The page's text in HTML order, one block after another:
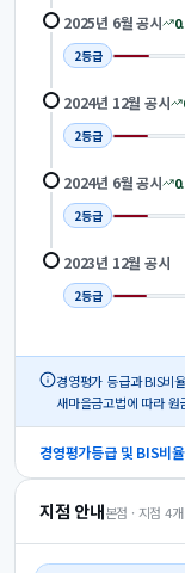
2025년 6월공시
2등급
2024년 12월 공시
2등급
2024년 6월공시
2등급
2023년 12월 공시
2등급
경영평가 등급과 BIS비
새마을금고법에 따라
경영평가등급 및 BIS비
지점 안내본점 · 지점 4